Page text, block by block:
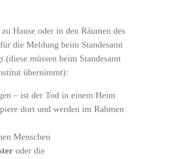
Hause oder in den Räumen des
die Meldung beim Standesamt
müssen beim Standesamt
übernimmt):
– ist der Tod in einem Heim
dort und werden im Rahmen
Menschen
oder die